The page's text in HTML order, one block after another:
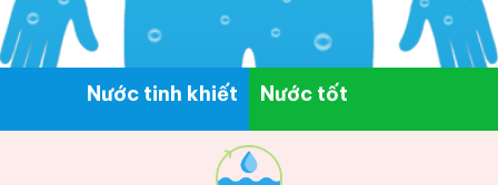
Nước tinh khiết Nước tốt